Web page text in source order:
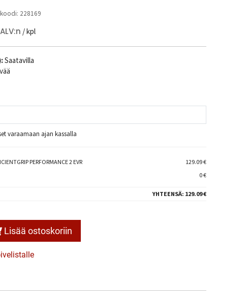
228169
/ kpl
Saatavilla
varaamaan ajan kassalla
PERFORMANCE 2 EVR
129.09 €
0 €
YHTEENSÄ: 129.09 €
Lisää ostoskoriin